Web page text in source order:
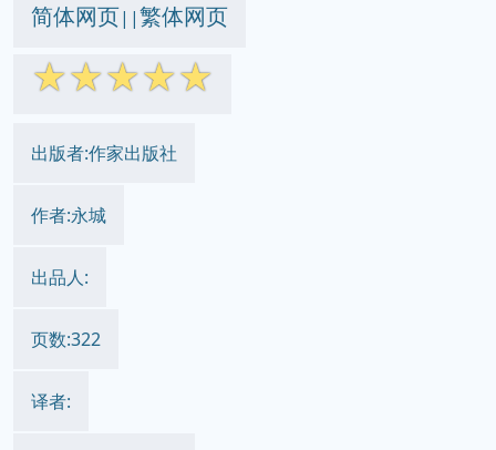
简体网页||繁体网页
☆☆☆☆☆
出版者:作家出版社
作者:永城
出品人:
页数:322
译者: